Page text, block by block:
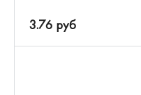
3.76 руб